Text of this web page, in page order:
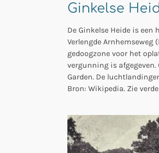
Ginkelse
De Ginkelse Heide is een
Verlengde Arnhemseweg
gedoogzone voor het
vergunning is afgegeven.
Garden. De
Bron: Wikipedia. Zie